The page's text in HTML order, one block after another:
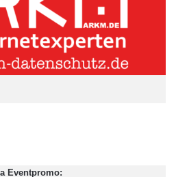
und das Haus daher als
Bank verwendet werden muss.
von sechs Monaten.
– auch wenn der Vertrag
– dürfen regulär nach Ablauf der
Eventpromo: